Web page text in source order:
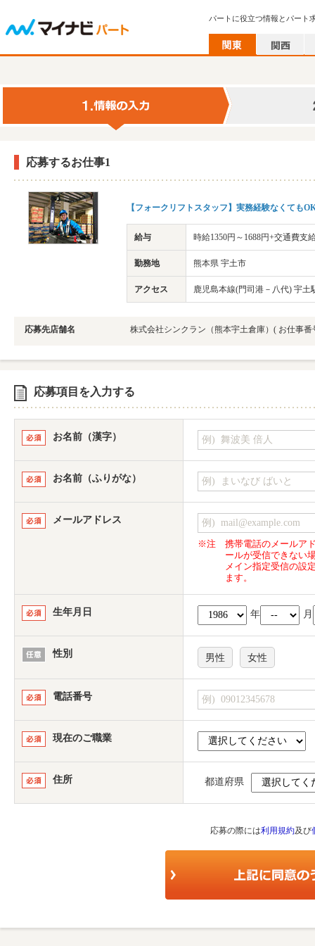
パートに役立つ情報とパート
応募するお仕事1
【フォークリフトスタッフ】実務経験なくても
給与 時給1350円～1688円+交通費支
勤務地 熊本県 宇土市
アクセス 鹿児島本線(門司港－八代) 宇土
応募先店舗名 株式会社シンクラン（熊本宇土倉庫） ( お仕事番
応募項目を入力する
お名前（漢字）
お名前（ふりがな）
メールアドレス
※注
携帯電話のメールア
ールが受信できない
メイン指定受信の設
ます。
生年月日 年 月
性別 男性 女性
電話番号
現在のご職業
住所 都道府県
応募の際には利用規約及び